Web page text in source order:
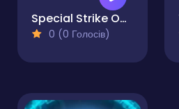
Special Strike Operations
0 (0 Голосів)